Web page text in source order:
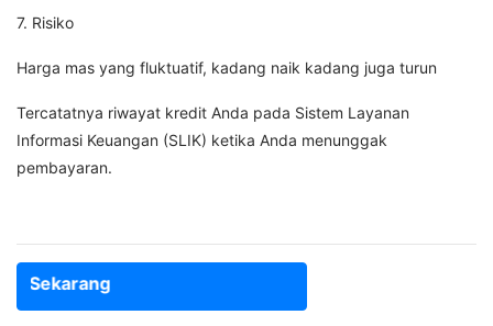
7. Risiko
Harga mas yang fluktuatif, kadang naik kadang juga turun
Tercatatnya riwayat kredit Anda pada Sistem Layanan
Informasi Keuangan (SLIK) ketika Anda menunggak
pembayaran.
Sekarang